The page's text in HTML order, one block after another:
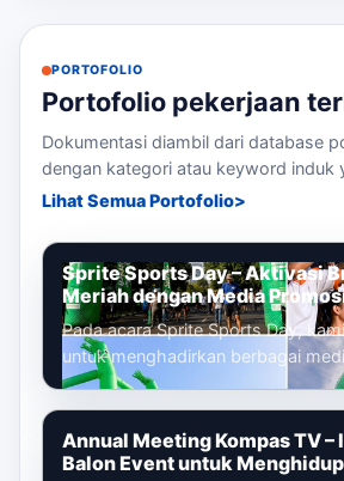
PORTOFOLIO
Portofolio pekerjaan
Dokumentasi diambil dari database
dengan kategori atau keyword induk
Lihat Semua Portofolio
Sprite Sports Day – Aktivasi
Meriah dengan Media
Terintegrasi
Pada acara Sprite Sports Day,
untuk menghadirkan berbagai
udara yang dirancang untuk
Annual Meeting Kompas TV –
Balon Event untuk